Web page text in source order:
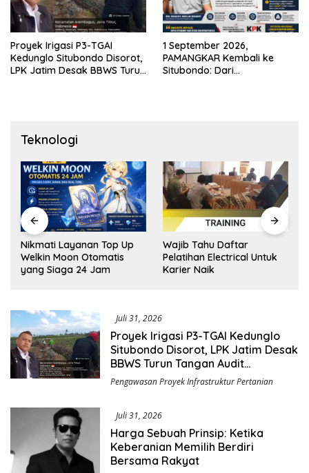
Proyek Irigasi P3-TGAI
Kedunglo Situbondo Disorot,
LPK Jatim Desak BBWS Turun
1 September 2026,
PAMANGKAR Kembali ke
Situbondo: Dari
Teknologi
Nikmati Layanan Top Up
Welkin Moon Otomatis
yang Siaga 24 Jam
Wajib Tahu Daftar
Pelatihan Electrical Untuk
Karier Naik
Juli 31, 2026
Proyek Irigasi P3-TGAI Kedunglo
Situbondo Disorot, LPK Jatim Desak
BBWS Turun Tangan Audit
Pekerjaan
Pengawasan Proyek Infrastruktur Pertanian
Juli 31, 2026
Harga Sebuah Prinsip: Ketika
Keberanian Memilih Berdiri
Bersama Rakyat